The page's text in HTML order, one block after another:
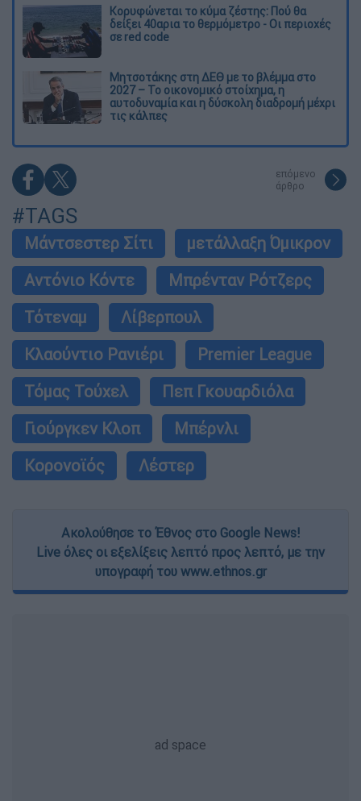
Κορυφώνεται το κύμα ζέστης: Πού θα
δείξει 40αρια το θερμόμετρο - Οι περιοχές
σε red code
Μητσοτάκης στη ΔΕΘ με το βλέμμα στο
2027 – Το οικονομικό στοίχημα, η
αυτοδυναμία και η δύσκολη διαδρομή μέχρι
τις κάλπες
επόμενο
άρθρο
#TAGS
Μάντσεστερ Σίτι
μετάλλαξη Όμικρον
Αντόνιο Κόντε
Μπρένταν Ρότζερς
Τότεναμ
Λίβερπουλ
Κλαούντιο Ρανιέρι
Premier League
Τόμας Τούχελ
Πεπ Γκουαρδιόλα
Γιούργκεν Κλοπ
Μπέρνλι
Κορονοϊός
Λέστερ
Ακολούθησε το Έθνος στο Google News!
Live όλες οι εξελίξεις λεπτό προς λεπτό, με την
υπογραφή του www.ethnos.gr